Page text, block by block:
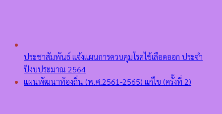
ประชาสัมพันธ์ แจ้งแผนการควบคุมโรคไข้เลือดออก ประจำ
ปีงบประมาณ 2564
แผนพัฒนาท้องถิ่น (พ.ศ.2561-2565) แก้ไข (ครั้งที่ 2)